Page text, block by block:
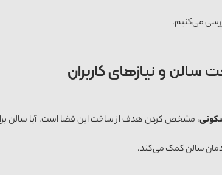
می‌کنیم.
، مشخص کردن هدف از ساخت این فضا است. آیا سالن برای
سالن کمک می‌کند.